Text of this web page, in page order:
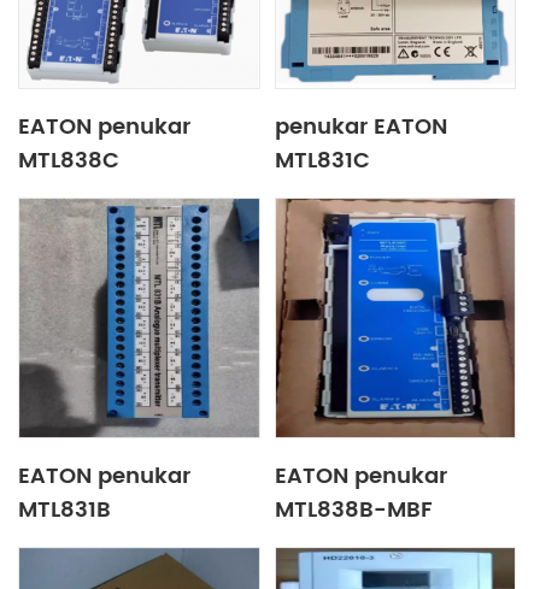
EATON penukar
MTL838C
penukar EATON
MTL831C
EATON penukar
MTL831B
EATON penukar
MTL838B-MBF